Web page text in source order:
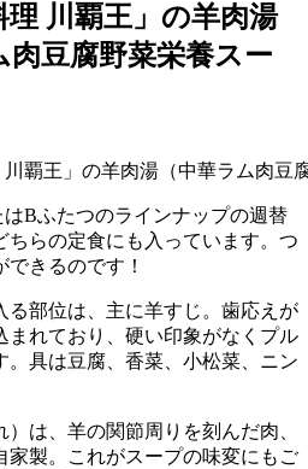
川覇王」の羊肉湯
豆腐野菜栄養スー
覇王」の羊肉湯（中華ラム肉豆
Bふたつのラインナップの週替
ちらの定食にも入っています。つ
きるのです！
る部位は、主に羊すじ。歯応えが
まれており、硬い印象がなくプル
。具は豆腐、香菜、小松菜、ニン
は、羊の関節周りを刻んだ肉、
家製。これがスープの味変にもご